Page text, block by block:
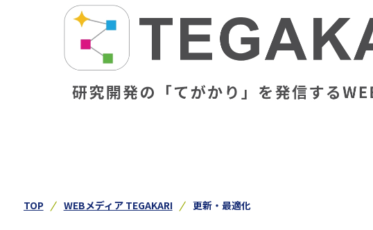
TOP WEBメディア TEGAKARI 更新・最適化